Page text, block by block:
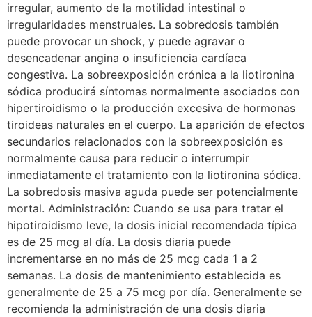
irregular, aumento de la motilidad intestinal o
irregularidades menstruales. La sobredosis también
puede provocar un shock, y puede agravar o
desencadenar angina o insuficiencia cardíaca
congestiva. La sobreexposición crónica a la liotironina
sódica producirá síntomas normalmente asociados con
hipertiroidismo o la producción excesiva de hormonas
tiroideas naturales en el cuerpo. La aparición de efectos
secundarios relacionados con la sobreexposición es
normalmente causa para reducir o interrumpir
inmediatamente el tratamiento con la liotironina sódica.
La sobredosis masiva aguda puede ser potencialmente
mortal. Administración: Cuando se usa para tratar el
hipotiroidismo leve, la dosis inicial recomendada típica
es de 25 mcg al día. La dosis diaria puede
incrementarse en no más de 25 mcg cada 1 a 2
semanas. La dosis de mantenimiento establecida es
generalmente de 25 a 75 mcg por día. Generalmente se
recomienda la administración de una dosis diaria